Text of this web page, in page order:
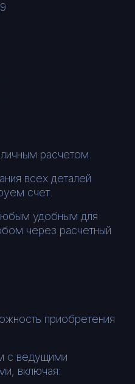
расчетом.
всех деталей
счет.
удобным для
через расчетный
приобретения
с ведущими
включая: